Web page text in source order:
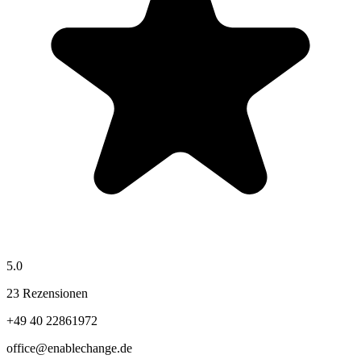
5.0
23 Rezensionen
+49 40 22861972
office@enablechange.de